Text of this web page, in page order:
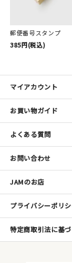
郵便番号スタンプ
385円(税込)
マイアカウント
お買い物ガイド
よくある質問
お問い合わせ
JAMのお店
プライバシーポリ
特定商取引法に基